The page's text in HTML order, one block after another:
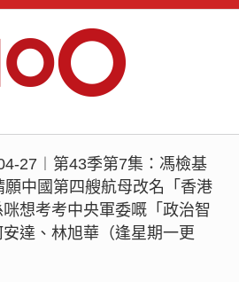
27︱第43季第7集：馮檢基
中國第四艘航母改名「香港
想考考中央軍委嘅「政治智
達、林旭華（逢星期一更